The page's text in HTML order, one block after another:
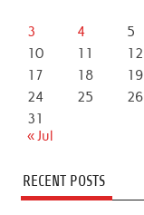
3
4 5
10
11 12
17
18 19
24
25 26
31
« Jul
RECENT POSTS